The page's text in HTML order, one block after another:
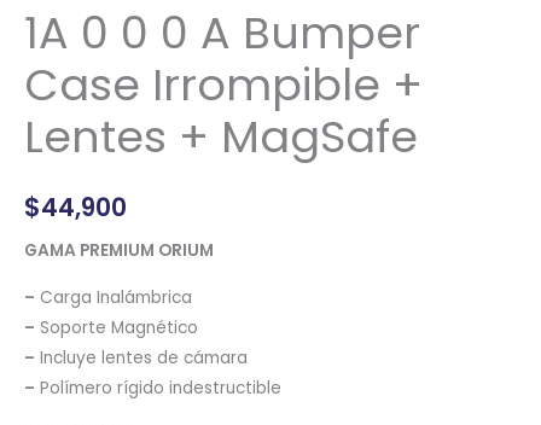
1A 0 0 0 A Bumper
Case Irrompible +
Lentes + MagSafe
$44,900
GAMA PREMIUM ORIUM
– Carga Inalámbrica
– Soporte Magnético
– Incluye lentes de cámara
– Polímero rígido indestructible